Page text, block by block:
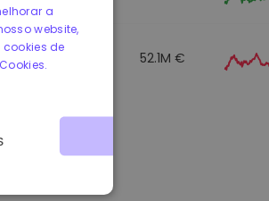
3.4B € 52.1M €
a
website,
de